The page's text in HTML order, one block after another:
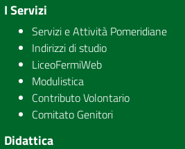
I Servizi
Servizi e Attività Pomeridiane
Indirizzi di studio
LiceoFermiWeb
Modulistica
Contributo Volontario
Comitato Genitori
Didattica